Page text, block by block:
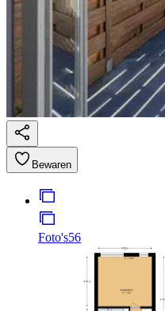
Bewaren
Foto's56